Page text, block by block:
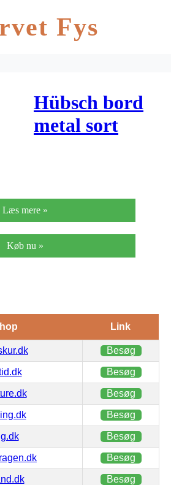
Fys
Hübsch bord
metal sort
Læs mere »
Køb nu »
Link
Besøg
Besøg
Besøg
Besøg
Besøg
Besøg
Besøg